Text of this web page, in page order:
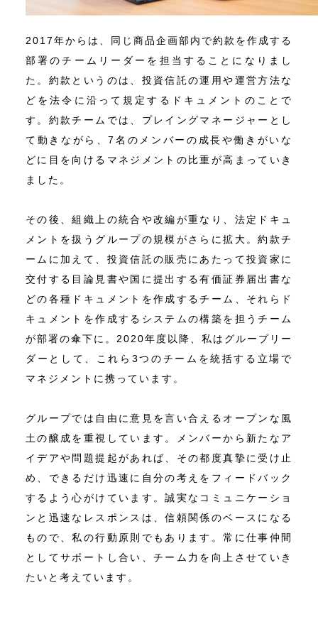
2017年からは、同じ商品企画部内で約款を作成する
部署のチームリーダーを担当することになりまし
た。約款というのは、投資信託の運用や運営方法な
どを法令に沿って規定するドキュメントのことで
す。約款チームでは、プレイングマネージャーとし
て動きながら、7名のメンバーの成長や働きがいな
どに目を向けるマネジメントの比重が高まっていき
ました。
その後、組織上の統合や改編が重なり、法定ドキュ
メントを扱うグループの規模がさらに拡大。約款チ
ームに加えて、投資信託の販売にあたって投資家に
交付する目論見書や国に提出する有価証券届出書な
どの各種ドキュメントを作成するチーム、それらド
キュメントを作成するシステムの構築を担うチーム
が部署の傘下に。2020年度以降、私はグループリー
ダーとして、これら3つのチームを統括する立場で
マネジメントに携っています。
グループでは自由に意見を言い合えるオープンな風
土の醸成を重視しています。メンバーから新たなア
イデアや問題提起があれば、その都度真摯に受け止
め、できるだけ迅速に自分の考えをフィードバック
するよう心がけています。誠実なコミュニケーショ
ンと迅速なレスポンスは、信頼関係のベースになる
もので、私の行動原則でもあります。常に仕事仲間
としてサポートし合い、チーム力を向上させていき
たいと考えています。